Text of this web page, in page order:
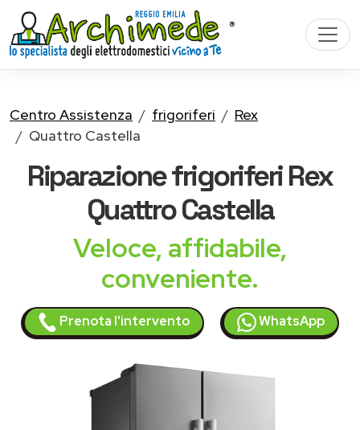
Centro Assistenza frigoriferi
Rex
Quattro Castella
Riparazionefrigoriferi Rex
Quattro Castella
Veloce, affidabile,
conveniente.
Prenota l'intervento WhatsApp